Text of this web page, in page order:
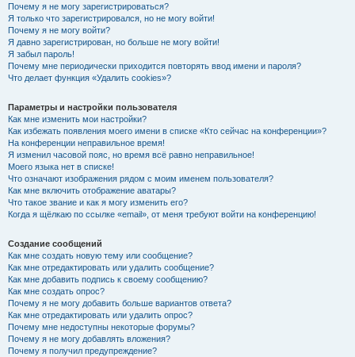
Почему я не могу зарегистрироваться?
Я только что зарегистрировался, но не могу войти!
Почему я не могу войти?
Я давно зарегистрирован, но больше не могу войти!
Я забыл пароль!
Почему мне периодически приходится повторять ввод имени и пароля?
Что делает функция «Удалить cookies»?
Параметры и настройки пользователя
Как мне изменить мои настройки?
Как избежать появления моего имени в списке «Кто сейчас на конференции»?
На конференции неправильное время!
Я изменил часовой пояс, но время всё равно неправильное!
Моего языка нет в списке!
Что означают изображения рядом с моим именем пользователя?
Как мне включить отображение аватары?
Что такое звание и как я могу изменить его?
Когда я щёлкаю по ссылке «email», от меня требуют войти на конференцию!
Создание сообщений
Как мне создать новую тему или сообщение?
Как мне отредактировать или удалить сообщение?
Как мне добавить подпись к своему сообщению?
Как мне создать опрос?
Почему я не могу добавить больше вариантов ответа?
Как мне отредактировать или удалить опрос?
Почему мне недоступны некоторые форумы?
Почему я не могу добавлять вложения?
Почему я получил предупреждение?